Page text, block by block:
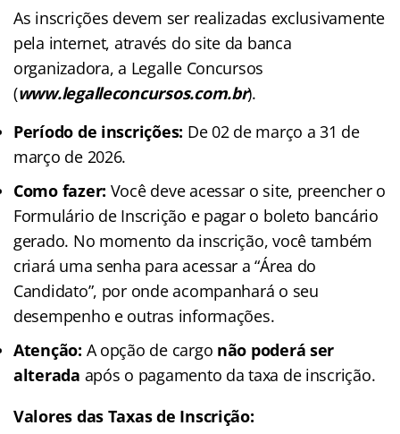
As inscrições devem ser realizadas exclusivamente
pela internet, através do site da banca
organizadora, a Legalle Concursos
(www.legalleconcursos.com.br).
Período de inscrições: De 02 de março a 31 de
março de 2026.
Como fazer: Você deve acessar o site, preencher o
Formulário de Inscrição e pagar o boleto bancário
gerado. No momento da inscrição, você também
criará uma senha para acessar a “Área do
Candidato”, por onde acompanhará o seu
desempenho e outras informações.
Atenção: A opção de cargo não poderá ser
alterada após o pagamento da taxa de inscrição.
Valores das Taxas de Inscrição: